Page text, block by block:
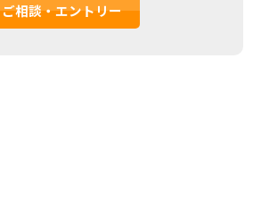
ご相談・エントリー